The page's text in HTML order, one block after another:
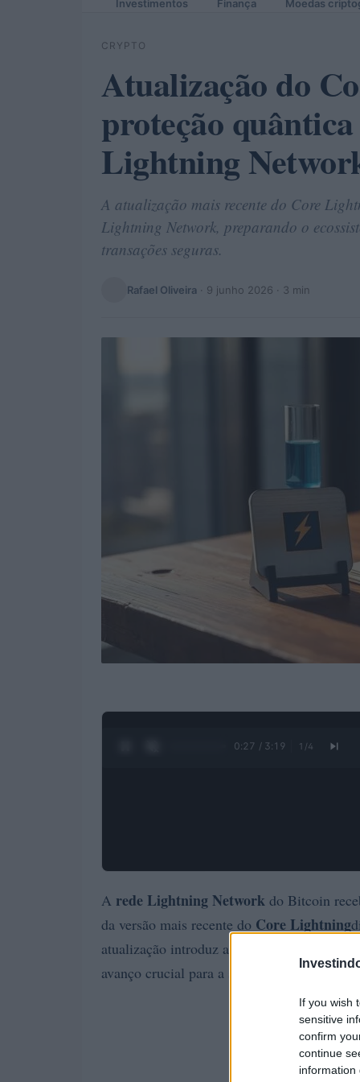
If you wish
sensitive
confirm
continue
information
Investimentos Finança Moedas
CRYPTO
Atualização do
proteção
Lightning
A atualização mais recente do Core
Lightning Network, preparando o
transações seguras.
Rafael Oliveira · 9 junho 2026 · 3 min
0:28 / 3:19 1 /4
A rede Lightning Network do Bitcoin
da versão mais recente do Core Lightning
atualização introduz a base para
avanço crucial para a segurança das